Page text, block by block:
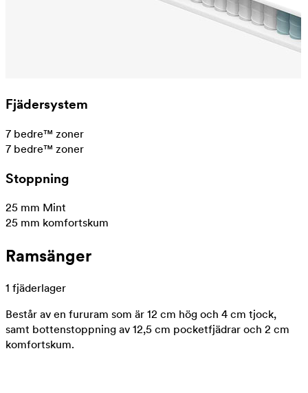
Fjädersystem
7 bedre™ zoner
7 bedre™ zoner
Stoppning
25 mm Mint
25 mm komfortskum
Ramsänger
1 fjäderlager
Består av en fururam som är 12 cm hög och 4 cm tjock,
samt bottenstoppning av 12,5 cm pocketfjädrar och 2 cm
komfortskum.